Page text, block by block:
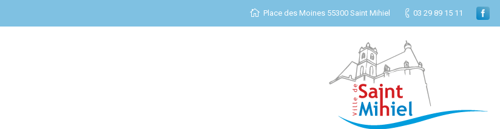
Place des Moines 55300 Saint Mihiel 03 29 89 15 11